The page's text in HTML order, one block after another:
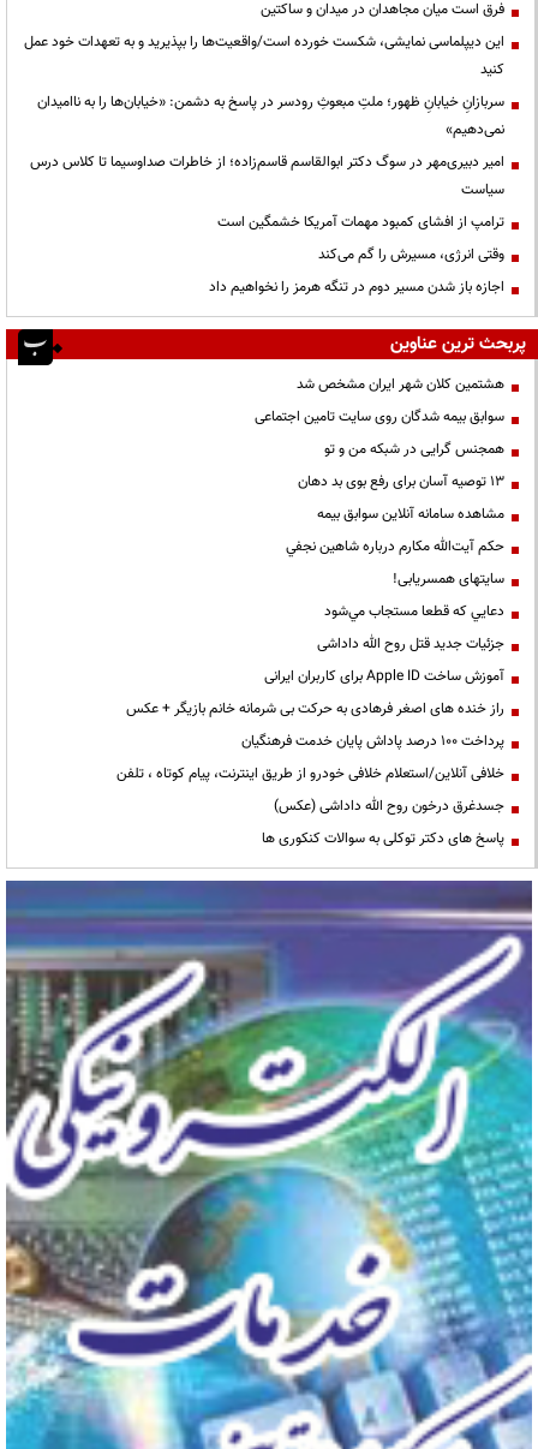
فرق است میان مجاهدان در میدان و ساکتین
این دیپلماسی نمایشی، شکست خورده است/واقعیت‌ها را بپذیرید و به تعهدات خود عمل
کنید
سربازانِ خیابانِ ظهور؛ ملتِ مبعوثِ رودسر در پاسخ به دشمن: «خیابان‌ها را به ناامیدان
نمی‌دهیم»
امیر دبیری‌مهر در سوگ دکتر ابوالقاسم قاسم‌زاده؛ از خاطرات صداوسیما تا کلاس درس
سیاست
ترامپ از افشای کمبود مهمات آمریکا خشمگین است
وقتی انرژی، مسیرش را گم می‌کند
اجازه باز شدن مسیر دوم در تنگه هرمز را نخواهیم داد
پربحث ترین عناوین
هشتمین کلان شهر ایران مشخص شد
سوابق بیمه شدگان روی سایت تامین اجتماعی
همجنس گرایی در شبکه من و تو
13 توصیه آسان برای رفع بوی بد دهان
مشاهده سامانه آنلاين سوابق بیمه
حكم آيت‌الله مكارم درباره شاهين نجفي
سایتهای همسریابی!
دعايي كه قطعا مستجاب مي‌شود
جزئیات جدید قتل روح الله داداشی
آموزش ساخت Apple ID برای کاربران ایرانی
راز خنده های اصغر فرهادی به حرکت بی شرمانه خانم بازیگر + عکس
پرداخت ۱۰۰ درصد پاداش پایان خدمت فرهنگیان
خلافی آنلاین/استعلام خلافی خودرو از طریق اینترنت، پیام کوتاه ، تلفن
جسدغرق درخون روح الله داداشی (عکس)
پاسخ های دکتر توکلی به سوالات کنکوری ها